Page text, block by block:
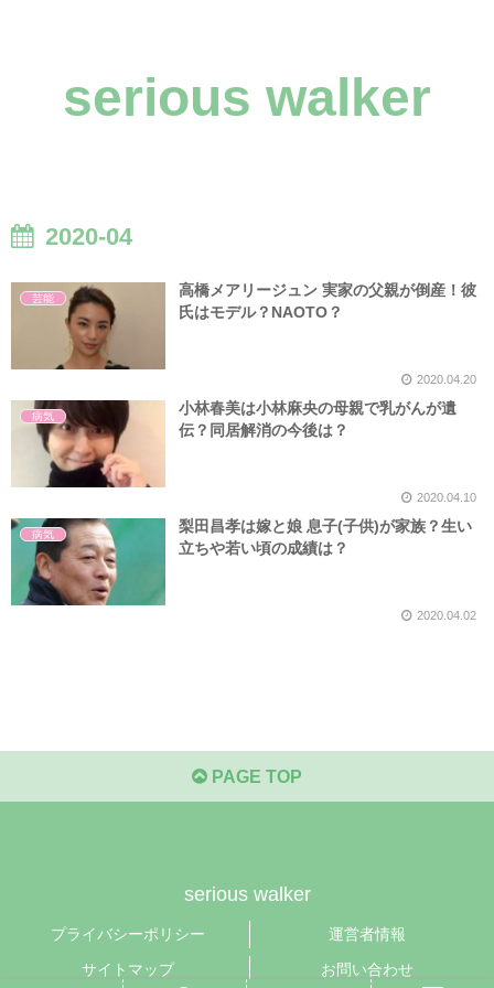
serious walker
2020-04
芸能
高橋メアリージュン 実家の父親が倒産！彼
氏はモデル？NAOTO？
2020.04.20
病気
小林春美は小林麻央の母親で乳がんが遺
伝？同居解消の今後は？
2020.04.10
病気
梨田昌孝は嫁と娘 息子(子供)が家族？生い
立ちや若い頃の成績は？
2020.04.02
PAGE TOP
serious walker
プライバシーポリシー
運営者情報
サイトマップ
お問い合わせ